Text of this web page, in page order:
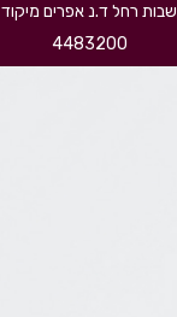
שבות רחל ד.נ אפרים מיקוד
4483200